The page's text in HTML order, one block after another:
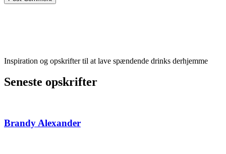
Inspiration og opskrifter til at lave spændende drinks derhjemme
Seneste opskrifter
Brandy Alexander